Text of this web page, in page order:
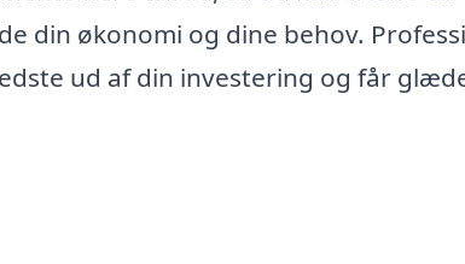
din økonomi og dine behov.
ud af din investering og får